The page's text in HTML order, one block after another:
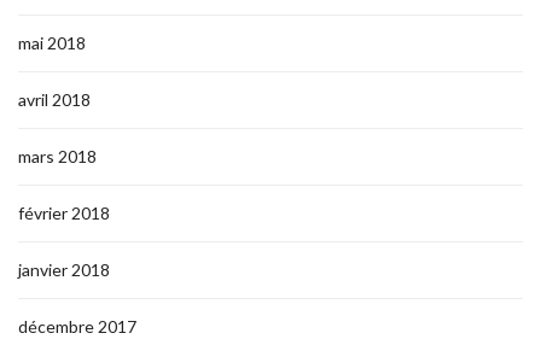
mai 2018
avril 2018
mars 2018
février 2018
janvier 2018
décembre 2017